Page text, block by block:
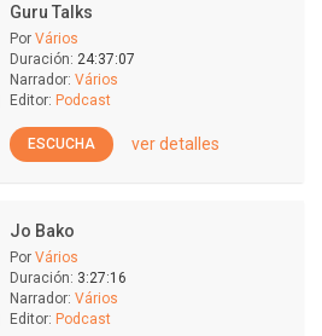
Guru Talks
Por Vários
Duración: 24:37:07
Narrador: Vários
Editor: Podcast
ESCUCHA ver detalles
Jo Bako
Por Vários
Duración: 3:27:16
Narrador: Vários
Editor: Podcast